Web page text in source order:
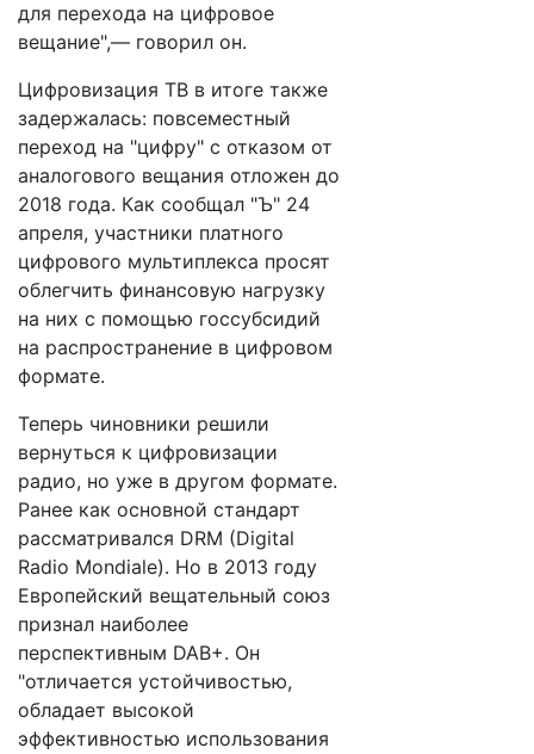
для перехода на цифровое
вещание",— говорил он.
Цифровизация ТВ в итоге также
задержалась: повсеместный
переход на "цифру" с отказом от
аналогового вещания отложен до
2018 года. Как сообщал "Ъ" 24
апреля, участники платного
цифрового мультиплекса просят
облегчить финансовую нагрузку
на них с помощью госсубсидий
на распространение в цифровом
формате.
Теперь чиновники решили
вернуться к цифровизации
радио, но уже в другом формате.
Ранее как основной стандарт
рассматривался DRM (Digital
Radio Mondiale). Но в 2013 году
Европейский вещательный союз
признал наиболее
перспективным DAB+. Он
"отличается устойчивостью,
обладает высокой
эффективностью использования